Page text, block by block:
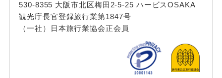
530-8355 大阪市北区梅田2-5-25 ハービスOSAKA
観光庁長官登録旅行業第1847号
（一社）日本旅行業協会正会員